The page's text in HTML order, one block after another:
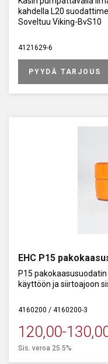
kahdella L20
Soveltuu Viking-BvS10
4121629-6
PYYDÄ TARJOUS
EHC P15
P15
käyttöön ja siirtoajoon
4160200 / 4160200-3
120,00-
Sis. veroa 25.5%